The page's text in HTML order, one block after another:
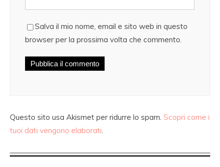
Salva il mio nome, email e sito web in questo
browser per la prossima volta che commento.
Questo sito usa Akismet per ridurre lo spam. Scopri come i
tuoi dati vengono elaborati.